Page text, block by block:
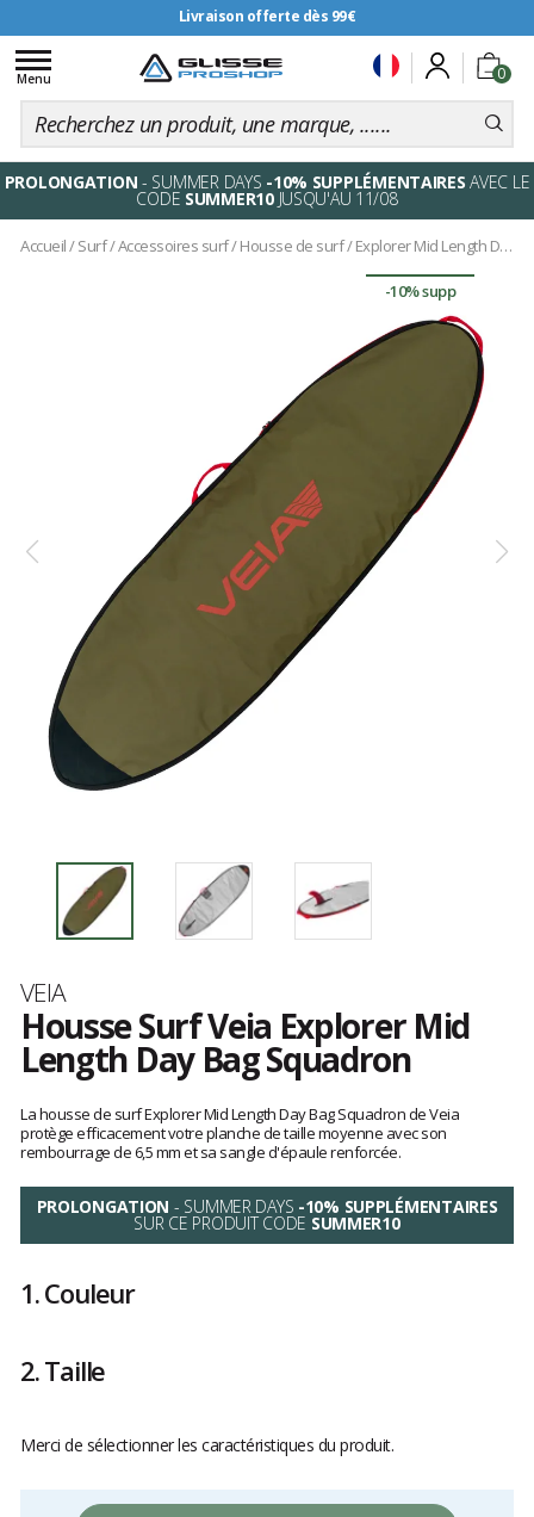
Livraison offerte dès 99€
0
Toggle
navigation
Menu
PROLONGATION - SUMMER DAYS -10% SUPPLÉMENTAIRES AVEC LE
CODE SUMMER10JUSQU'AU 11/08
Accueil/Surf/Accessoires surf/Housse de surf/Explorer Mid Length Day Bag Squadron
-10% supp
Marque
VEIA
Housse Surf Veia Explorer Mid
Length Day Bag Squadron
avis
clients
La housse de surf Explorer Mid Length Day Bag Squadron de Veia
protège efficacement votre planche de taille moyenne avec son
rembourrage de 6,5 mm et sa sangle d'épaule renforcée.
PROLONGATION - SUMMER DAYS -10% SUPPLÉMENTAIRES
SUR CE PRODUIT CODE SUMMER10
1.Couleur
2.Taille
Merci de sélectionner les caractéristiques du produit.